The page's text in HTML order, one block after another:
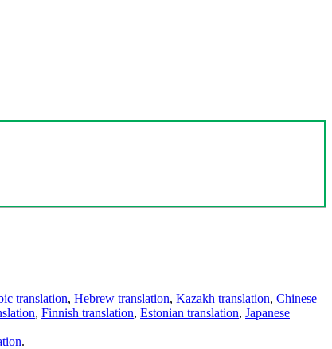
translation, Hebrew translation, Kazakh translation, Chinese
, Finnish translation, Estonian translation, Japanese
.